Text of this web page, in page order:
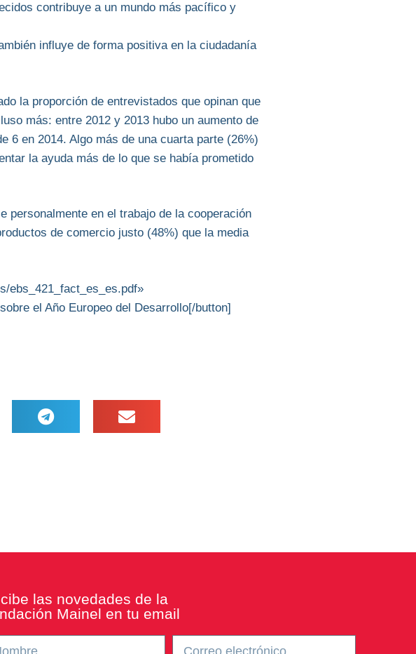
contribuye a un mundo más pacífico y
influye de forma positiva en la ciudadanía
la proporción de entrevistados que opinan que
más: entre 2012 y 2013 hubo un aumento de
6 en 2014. Algo más de una cuarta parte (26%)
la ayuda más de lo que se había prometido
personalmente en el trabajo de la cooperación
de comercio justo (48%) que la media
ebs_421_fact_es_es.pdf»
el Año Europeo del Desarrollo[/button]
las novedades de la
Mainel en tu email